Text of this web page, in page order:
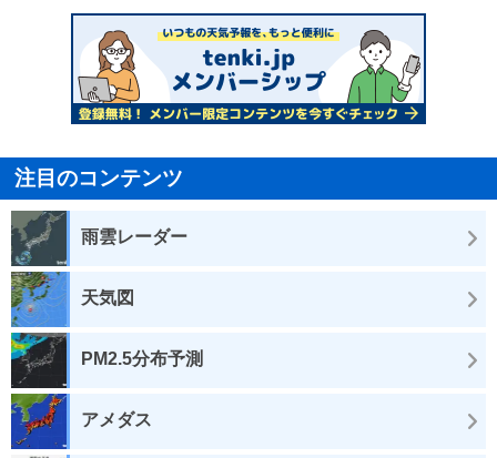
注目のコンテンツ
雨雲レーダー
天気図
PM2.5分布予測
アメダス